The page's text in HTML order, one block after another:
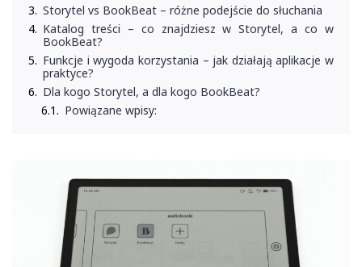
Storytel vs BookBeat – różne podejście do słuchania
Katalog treści – co znajdziesz w Storytel, a co w
BookBeat?
Funkcje i wygoda korzystania – jak działają aplikacje w
praktyce?
Dla kogo Storytel, a dla kogo BookBeat?
Powiązane wpisy: